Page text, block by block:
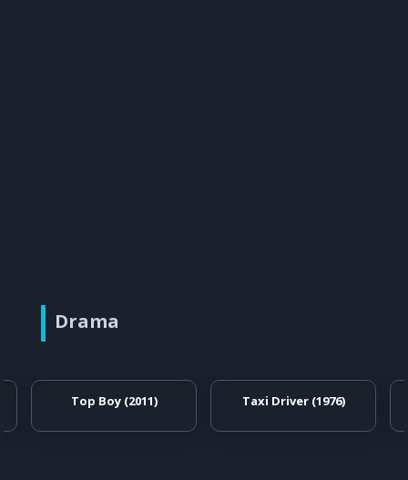
Drama
Top Boy (2011) Taxi Driver (1976)